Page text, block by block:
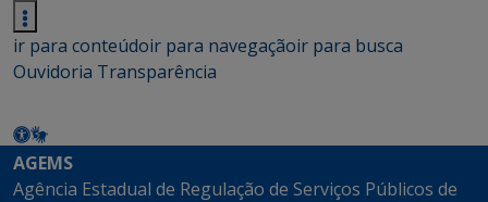
ir para conteúdoir para navegaçãoir para busca
Ouvidoria Transparência
AGEMS
Agência Estadual de Regulação de Serviços Públicos de